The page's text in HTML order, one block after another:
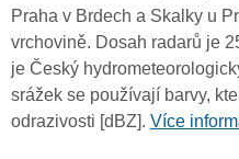
Praha v Brdech a Skalky u
vrchovině. Dosah radarů je
je Český
srážek se používají barvy,
odrazivosti [dBZ]. Více